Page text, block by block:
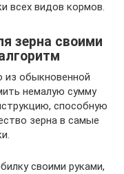
всех видов кормов.
зерна своими
из обыкновенной
немалую сумму
способную
зерна в самые
своими руками,